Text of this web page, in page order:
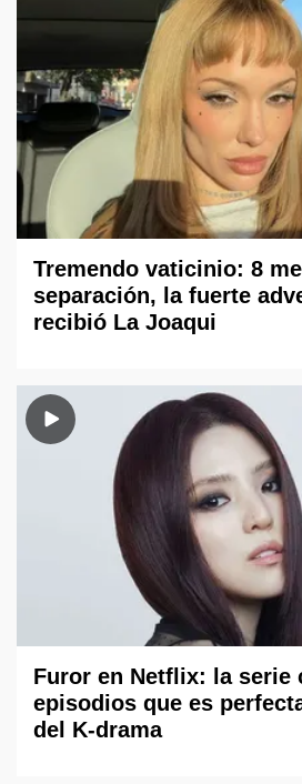
Tremendo vaticinio: 8
separación, la fuerte
recibió La Joaqui
Furor en Netflix: la serie
episodios que es
del K-drama